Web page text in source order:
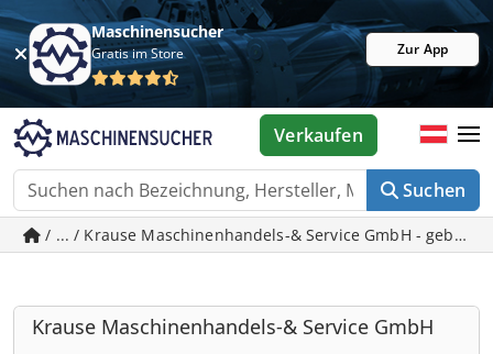
Maschinensucher
Gratis im Store Zur App
Suchen
Verkaufen
/ ... / Krause Maschinenhandels-& Service GmbH -
Krause Maschinenhandels-& Service GmbH